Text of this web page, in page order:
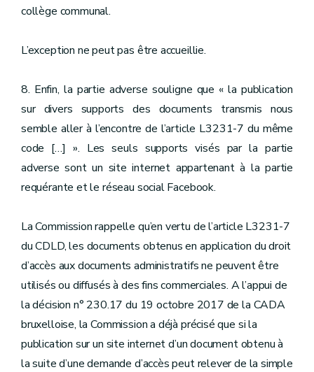
collège communal.
L’exception ne peut pas être accueillie.
8. Enfin, la partie adverse souligne que « la publication
sur divers supports des documents transmis nous
semble aller à l’encontre de l’article L3231-7 du même
code […] ». Les seuls supports visés par la partie
adverse sont un site internet appartenant à la partie
requérante et le réseau social Facebook.
La Commission rappelle qu’en vertu de l’article L3231-7
du CDLD, les documents obtenus en application du droit
d’accès aux documents administratifs ne peuvent être
utilisés ou diffusés à des fins commerciales. A l’appui de
la décision n° 230.17 du 19 octobre 2017 de la CADA
bruxelloise, la Commission a déjà précisé que si la
publication sur un site internet d’un document obtenu à
la suite d’une demande d’accès peut relever de la simple